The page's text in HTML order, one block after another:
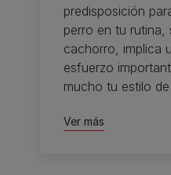
predisposición
perro en tu
cachorro, implica
esfuerzo
mucho tu estilo
Ver más